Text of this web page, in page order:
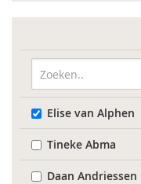
Elise van Alphen
Tineke Abma
Daan Andriessen